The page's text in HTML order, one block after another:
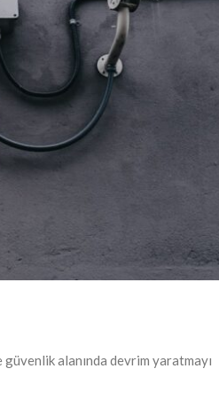
alanında devrim yaratmayı